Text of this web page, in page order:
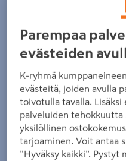
Parempaa
evästeiden
K-ryhmä
evästeitä, joiden avulla
toivotulla tavalla. Lisäksi
palveluiden tehokkuutta
yksilöllinen
tarjoaminen. Voit antaa
”Hyväksy kaikki”.